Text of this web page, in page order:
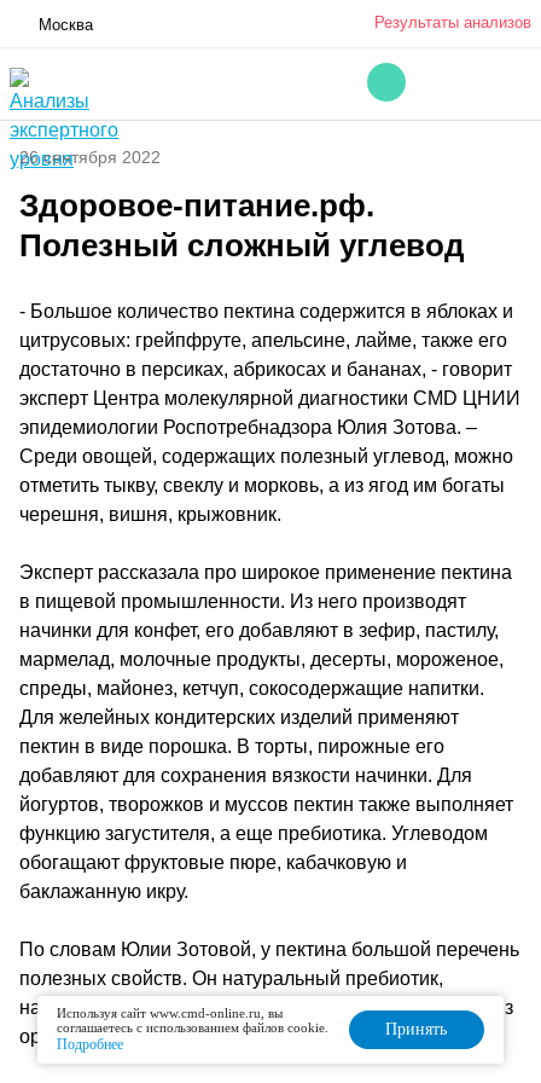
Москва Результаты анализов
26 сентября 2022
Здоровое-питание.рф.
Полезный сложный углевод
- Большое количество пектина содержится в яблоках и
цитрусовых: грейпфруте, апельсине, лайме, также его
достаточно в персиках, абрикосах и бананах, - говорит
эксперт Центра молекулярной диагностики CMD ЦНИИ
эпидемиологии Роспотребнадзора Юлия Зотова. –
Среди овощей, содержащих полезный углевод, можно
отметить тыкву, свеклу и морковь, а из ягод им богаты
черешня, вишня, крыжовник.
Эксперт рассказала про широкое применение пектина
в пищевой промышленности. Из него производят
начинки для конфет, его добавляют в зефир, пастилу,
мармелад, молочные продукты, десерты, мороженое,
спреды, майонез, кетчуп, сокосодержащие напитки.
Для желейных кондитерских изделий применяют
пектин в виде порошка. В торты, пирожные его
добавляют для сохранения вязкости начинки. Для
йогуртов, творожков и муссов пектин также выполняет
функцию загустителя, а еще пребиотика. Углеводом
обогащают фруктовые пюре, кабачковую и
баклажанную икру.
По словам Юлии Зотовой, у пектина большой перечень
полезных свойств. Он натуральный пребиотик,
натуральный энтеросорбент, этот нутриент выводит из
организма тяжелые металлы и радионуклиды.
Используя сайт www.cmd-online.ru, вы
соглашаетесь с использованием файлов cookie.
Подробнее
Принять